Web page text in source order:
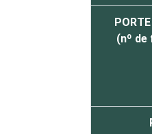
(nº